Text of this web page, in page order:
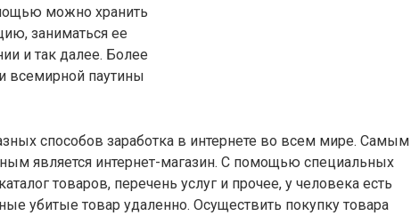
можно хранить
заниматься ее
и так далее. Более
всемирной паутины
способов заработка в интернете во всем мире. Самым
является интернет-магазин. С помощью специальных
товаров, перечень услуг и прочее, у человека есть
убитые товар удаленно. Осуществить покупку товара